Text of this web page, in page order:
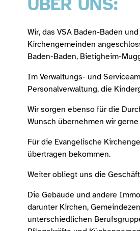
ÜBER UNS:
Wir, das VSA Baden-Baden
Kirchengemeinden
Baden-Baden, Bietigheim-
Im Verwaltungs- und
Personalverwaltung, die
Wir sorgen ebenso für die
Wunsch übernehmen wir
Für die Evangelische
übertragen bekommen.
Weiter obliegt uns die
Die Gebäude und andere
darunter Kirchen,
unterschiedlichen